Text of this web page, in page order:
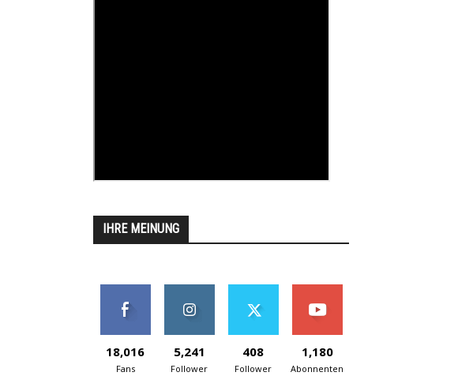
IHRE MEINUNG
18,016
Fans
5,241
Follower
408
Follower
1,180
Abonnenten